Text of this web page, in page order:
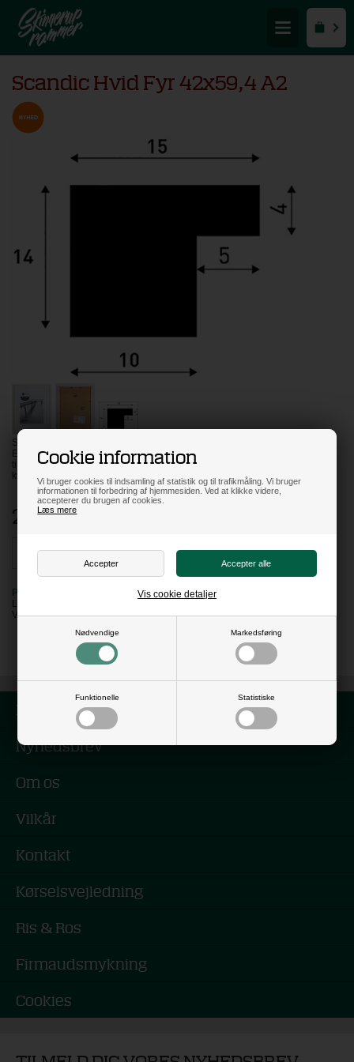
Cookie information
Vi bruger cookies til indsamling af statistik og til trafikmåling. Vi bruger
informationen til forbedring af hjemmesiden. Ved at klikke videre,
accepterer du brugen af cookies.
Læs mere
Nødvendige Markedsføring
Funktionelle Statistiske
Vis cookie detaljer
Scandic Hvid Fyr 42x59,4 A2
Scandic skifteramme Hvid FYR , med rigtig glas.
Elegant slank ramme. Perfekt
til indramning af plakater,
kunsttryk og fotos.
262,00
PÅ LAGER
LEVERING: 3-4 HVERDAGE
VARENR:RAS42594-27
Forside
Nyhedsbrev
Om os
Vilkår
Kontakt
Kørselsvejledning
Ris & Ros
Firmaudsmykning
Cookies